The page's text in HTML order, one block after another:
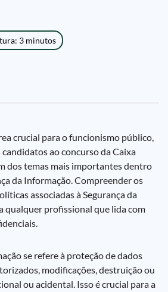
3 minutos
crucial para o funcionismo público,
ao concurso da Caixa
dos temas mais importantes dentro
da Informação. Compreender os
associadas à Segurança da
qualquer profissional que lida com
se refere à proteção de dados
modificações, destruição ou
ou acidental. Isso é crucial para a